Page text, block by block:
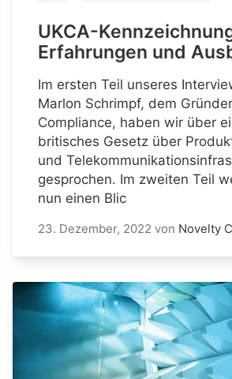
UKCA-
Erfahrungen und
Im ersten Teil unseres
Marlon Schrimpf, dem
Compliance, haben wir über
britisches Gesetz über
und
gesprochen. Im zweiten Teil
nun einen Blic
23. Dezember, 2022 von Novelty